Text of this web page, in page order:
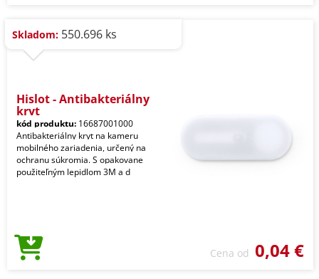
Skladom: 550.696 ks
Hislot - Antibakteriálny
kryt
kód produktu: 16687001000
Antibakteriálny kryt na kameru
mobilného zariadenia, určený na
ochranu súkromia. S opakovane
použiteľným lepidlom 3M a d
Cena od 0,04 €